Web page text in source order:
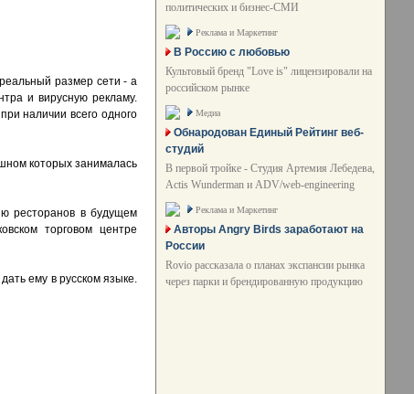
размер сети - а
и вирусную рекламу.
наличии всего одного
которых занималась
ресторанов в будущем
торговом центре
ему в русском языке.
политических и бизнес-СМИ
Реклама и Маркетинг
В Россию с любовью
Культовый бренд "Love is" лицензировали на
российском рынке
Медиа
Обнародован Единый Рейтинг веб-
студий
В первой тройке - Студия Артемия Лебедева,
Actis Wunderman и ADV/web-engineering
Реклама и Маркетинг
Авторы Angry Birds заработают на
России
Rovio рассказала о планах экспансии рынка
через парки и брендированную продукцию